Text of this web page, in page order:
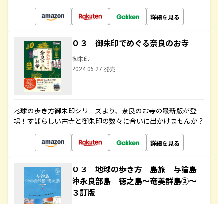
詳細を見る
０３ 御朱印でめぐる奈良のお寺
御朱印
2024.06.27 発売
地球の歩き方御朱印シリーズより、奈良のお寺の最新版が登
場！すばらしい古寺と御朱印の数々に合いに出かけませんか？
詳細を見る
０３ 地球の歩き方 島旅 与論島
沖永良部島 徳之島～奄美群島②～
３訂版